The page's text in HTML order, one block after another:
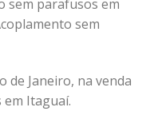
sem parafusos em
sem
de Janeiro, na venda
Itaguaí.